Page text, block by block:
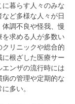
暮らす人々のみな
ど多様な人々が日
調不良や怪我、慢
求める人が多数い
リニックや総合的
根ざした医療サー
ンザの流行時には
の管理や定期的な
多い。